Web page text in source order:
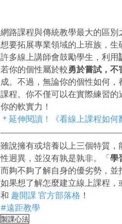
網路課程與傳統教學最大的區別
想要拓展專業領域的上班族，生
許多線上講師會鼓勵學生，利用
若你的個性屬於較勇於嘗試，不
成。不過，無論你的個性如何，
課程。你不僅可以在實際練習
你的軟實力！
＊延伸閱讀！《看線上課程如
雖說擁有或培養以上三個特質
性迥異，並沒有孰是孰非。「 學
而夠不夠了解自身的優劣勢，並
如果想了解怎麼建立線上課程
和 趣開課 官方部落格 ！
#遠距教學
製課心法